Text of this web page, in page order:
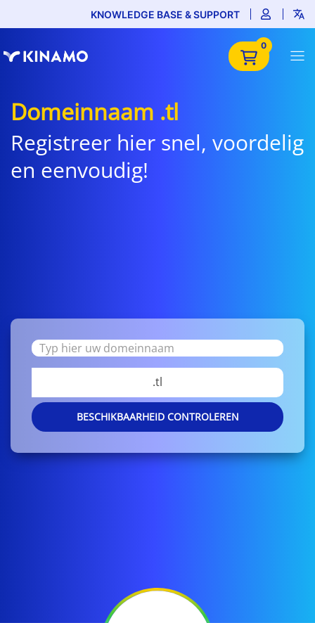
KNOWLEDGE BASE & SUPPORT
0
Domeinnaam .tl
Registreer hier snel, voordelig
en eenvoudig!
.tl
BESCHIKBAARHEID CONTROLEREN